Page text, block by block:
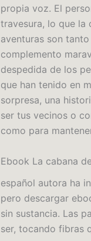
propia voz. El
travesura, lo que la
aventuras son
complemento
despedida de los
que han tenido en
sorpresa, una
ser tus vecinos o
como para
Ebook La cabana
español autora ha
pero descargar
sin sustancia. Las
ser, tocando fibras